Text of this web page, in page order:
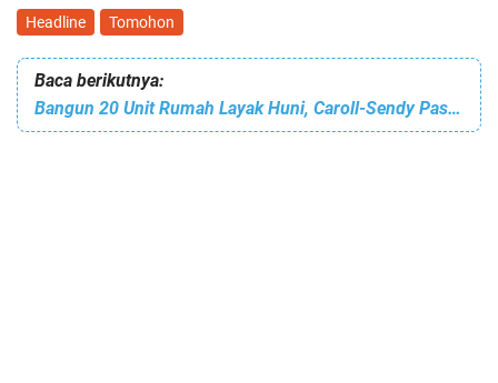
Headline Tomohon
Baca berikutnya:
Bangun 20 Unit Rumah Layak Huni, Caroll-Sendy Pastikan Tepat Sasaran